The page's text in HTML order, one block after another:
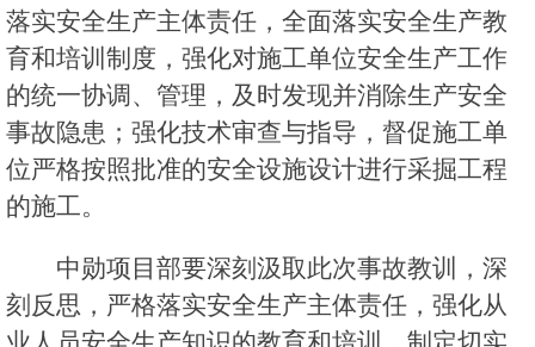
落实安全生产主体责任，全面落实安全生产教
育和培训制度，强化对施工单位安全生产工作
的统一协调、管理，及时发现并消除生产安全
事故隐患；强化技术审查与指导，督促施工单
位严格按照批准的安全设施设计进行采掘工程
的施工。
中勋项目部要深刻汲取此次事故教训，深
刻反思，严格落实安全生产主体责任，强化从